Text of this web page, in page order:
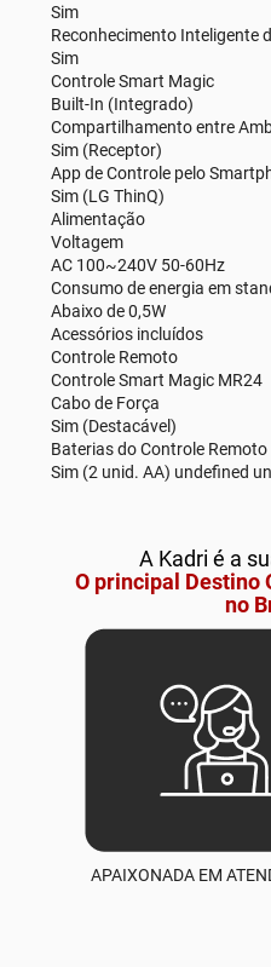
Sim
Reconhecimento Inteligente
Sim
Controle Smart Magic
Built-In (Integrado)
Compartilhamento entre
Sim (Receptor)
App de Controle pelo
Sim (LG ThinQ)
Alimentação
Voltagem
AC 100~240V 50-60Hz
Consumo de energia em
Abaixo de 0,5W
Acessórios incluídos
Controle Remoto
Controle Smart Magic MR24
Cabo de Força
Sim (Destacável)
Baterias do Controle Remoto
Sim (2 unid. AA) undefined
A Kadri é a
O principal Destino
no
APAIXONADA EM